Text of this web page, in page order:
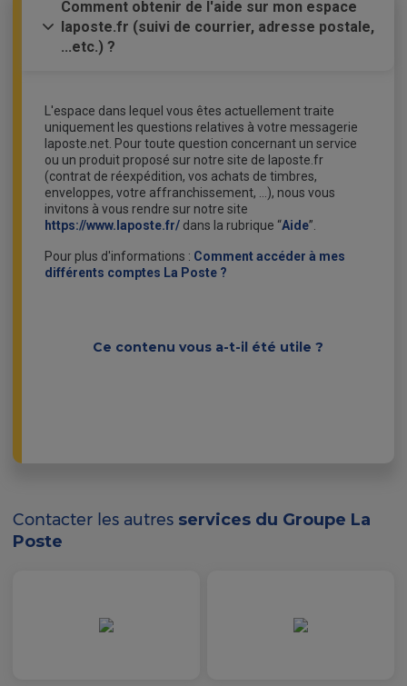
Comment obtenir de l'aide sur mon espace
laposte.fr (suivi de courrier, adresse postale,
...etc.) ?
L'espace dans lequel vous êtes actuellement traite
uniquement les questions relatives à votre messagerie
laposte.net. Pour toute question concernant un service
ou un produit proposé sur notre site de laposte.fr
(contrat de réexpédition, vos achats de timbres,
enveloppes, votre affranchissement, …), nous vous
invitons à vous rendre sur notre site
https://www.laposte.fr/ dans la rubrique “Aide”.
Pour plus d'informations : Comment accéder à mes
différents comptes La Poste ?
Ce contenu vous a-t-il été utile ?
Contacter les autres services du Groupe La
Poste